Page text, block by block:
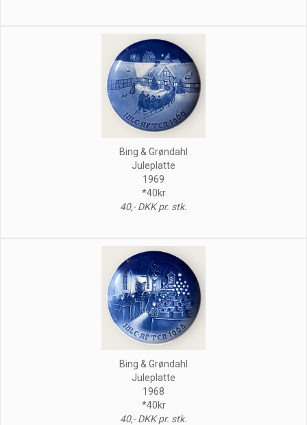
Bing & Grøndahl
Juleplatte
1969
*40kr
40,- DKK pr. stk.
Bing & Grøndahl
Juleplatte
1968
*40kr
40,- DKK pr. stk.